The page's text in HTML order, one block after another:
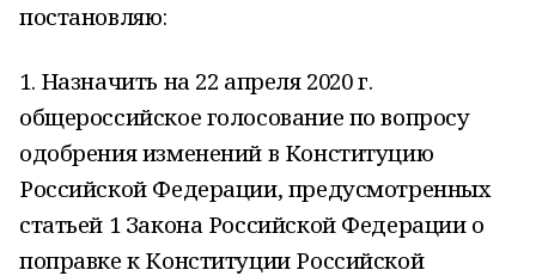
постановляю:
1. Назначить на 22 апреля 2020 г.
общероссийское голосование по вопросу
одобрения изменений в Конституцию
Российской Федерации, предусмотренных
статьей 1 Закона Российской Федерации о
поправке к Конституции Российской